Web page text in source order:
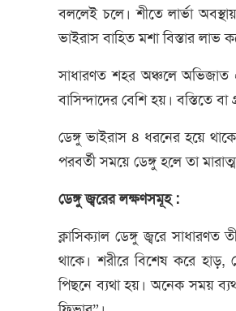
বললেই চলে। শীতে লার্ভা
ভাইরাস বাহিত মশা বিস্তার লাভ
সাধারণত শহর অঞ্চলে অভিজাত
বাসিন্দাদের বেশি হয়। বস্তিতে
ডেঙ্গু ভাইরাস ৪ ধরনের হয়ে
পরবর্তী সময়ে ডেঙ্গু হলে তা
ডেঙ্গু জ্বরের লক্ষণসমূহ :
ক্লাসিক্যাল ডেঙ্গু জ্বরে সাধারণত
থাকে। শরীরে বিশেষ করে হাড়,
পিছনে ব্যথা হয়। অনেক সময়